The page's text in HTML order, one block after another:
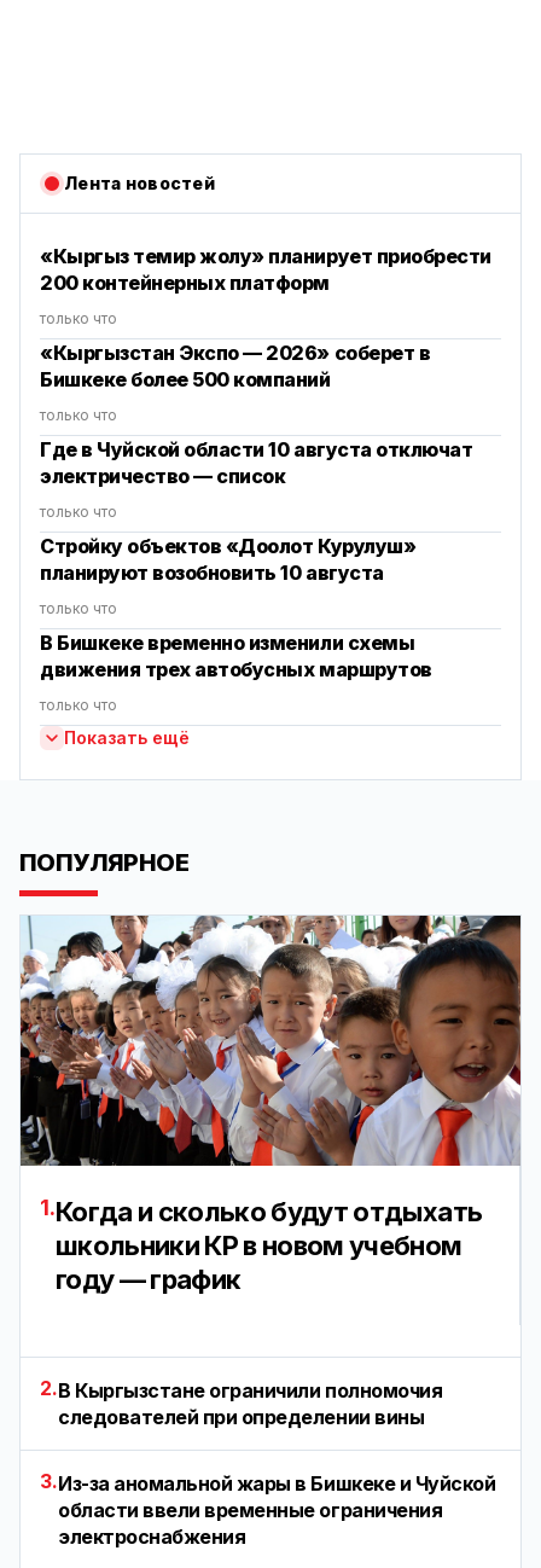
Лента новостей
«Кыргыз темир жолу» планирует приобрести
200 контейнерных платформ
только что
«Кыргызстан Экспо — 2026» соберет в
Бишкеке более 500 компаний
только что
Где в Чуйской области 10 августа отключат
электричество — список
только что
Стройку объектов «Доолот Курулуш»
планируют возобновить 10 августа
только что
В Бишкеке временно изменили схемы
движения трех автобусных маршрутов
только что
Показать ещё
ПОПУЛЯРНОЕ
1.Когда и сколько будут отдыхать
школьники КР в новом учебном
году — график
2.В Кыргызстане ограничили полномочия
следователей при определении вины
3.Из-за аномальной жары в Бишкеке и Чуйской
области ввели временные ограничения
электроснабжения